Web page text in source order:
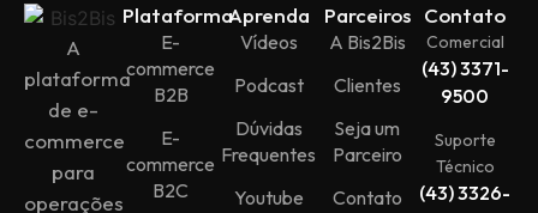
A
plataforma
de e-
commerce
para
operações
Plataforma
E-
commerce
B2B
E-
commerce
B2C
Aprenda
Vídeos
Podcast
Dúvidas
Frequentes
Youtube
Parceiros
A Bis2Bis
Clientes
Seja um
Parceiro
Contato
Contato
Comercial
(43) 3371-
9500
Suporte
Técnico
(43) 3326-